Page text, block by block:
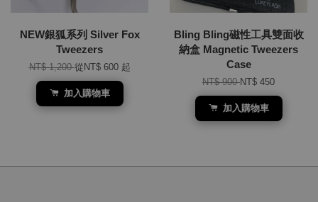
NEW銀狐系列 Silver Fox
Tweezers
NT$ 1,200從NT$ 600 起
加入購物車
Bling Bling磁性工具雙面收
納盒 Magnetic Tweezers
Case
NT$ 900NT$ 450
加入購物車